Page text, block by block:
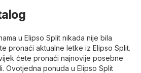
u Elipso Split nikada nije bila
pronaći aktualne letke iz Elipso Split.
ćete pronaći najnovije posebne
Ovotjedna ponuda u Elipso Split